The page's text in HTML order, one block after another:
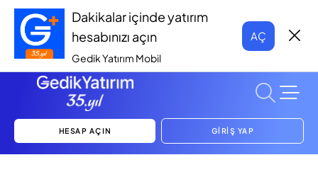
Dakikalar içinde yatırım
hesabınızı açın
Gedik Yatırım Mobil
AÇ
HESAP AÇIN GİRİŞ YAP